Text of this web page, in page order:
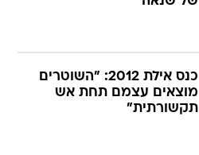
כנס אילת 2012: "השוטרים
מוצאים עצמם תחת אש
תקשורתית"